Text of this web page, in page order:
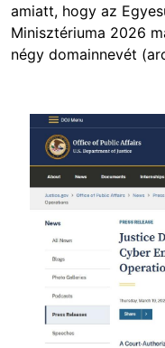
amiatt, hogy az
Minisztériuma 2026
négy domainnevét
Image